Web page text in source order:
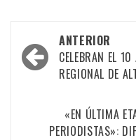
Navegación
por
entradas
ANTERIOR
CELEBRAN EL
REGIONAL DE
«EN ÚLTIMA
PERIODISTAS»: